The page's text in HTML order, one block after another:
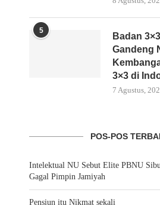
5
Badan
Gandeng
3×3 di
7 Agustus,
POS-POS
Intelektual NU Sebut Elite PBNU
Gagal Pimpin Jamiyah
Pensiun itu Nikmat sekali